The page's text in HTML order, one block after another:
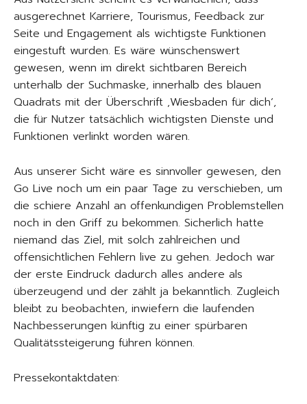
ausgerechnet Karriere, Tourismus, Feedback zur
Seite und Engagement als wichtigste Funktionen
eingestuft wurden. Es wäre wünschenswert
gewesen, wenn im direkt sichtbaren Bereich
unterhalb der Suchmaske, innerhalb des blauen
Quadrats mit der Überschrift ‚Wiesbaden für dich‘,
die für Nutzer tatsächlich wichtigsten Dienste und
Funktionen verlinkt worden wären.
Aus unserer Sicht wäre es sinnvoller gewesen, den
Go Live noch um ein paar Tage zu verschieben, um
die schiere Anzahl an offenkundigen Problemstellen
noch in den Griff zu bekommen. Sicherlich hatte
niemand das Ziel, mit solch zahlreichen und
offensichtlichen Fehlern live zu gehen. Jedoch war
der erste Eindruck dadurch alles andere als
überzeugend und der zählt ja bekanntlich. Zugleich
bleibt zu beobachten, inwiefern die laufenden
Nachbesserungen künftig zu einer spürbaren
Qualitätssteigerung führen können.
Pressekontaktdaten: